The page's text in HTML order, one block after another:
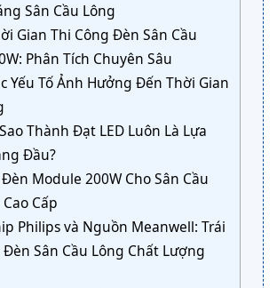
Sân Cầu Lông
Gian Thi Công Đèn Sân Cầu
Phân Tích Chuyên Sâu
Yếu Tố Ảnh Hưởng Đến Thời Gian
Thành Đạt LED Luôn Là Lựa
Đầu?
Đèn Module 200W Cho Sân Cầu
Cấp
Philips và Nguồn Meanwell: Trái
Đèn Sân Cầu Lông Chất Lượng